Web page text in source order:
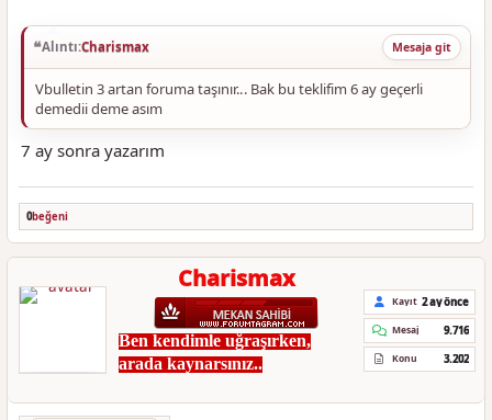
Alıntı:Charismax Mesaja git
Vbulletin 3 artan foruma taşınır... Bak bu teklifim 6 ay geçerli
demedii deme asım
7 ay sonra yazarım
0beğeni
Charismax
Ben kendimle uğraşırken,
arada kaynarsınız..
Kayıt 2 ay önce
Mesaj 9.716
Konu 3.202